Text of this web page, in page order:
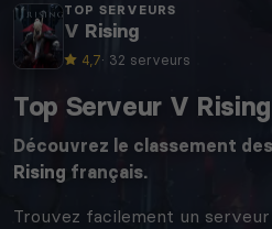
TOP SERVEURS
V Rising
4,7· 32 serveurs
Top Serveur V Rising
Découvrez le classement
Rising français.
Trouvez facilement un